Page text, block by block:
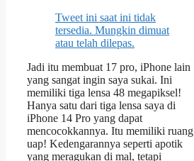
Tweet ini saat ini tidak
tersedia. Mungkin dimuat
atau telah dilepas.
Jadi itu membuat 17 pro, iPhone lain
yang sangat ingin saya sukai. Ini
memiliki tiga lensa 48 megapiksel!
Hanya satu dari tiga lensa saya di
iPhone 14 Pro yang dapat
mencocokkannya. Itu memiliki ruang
uap! Kedengarannya seperti apotik
yang meragukan di mal, tetapi